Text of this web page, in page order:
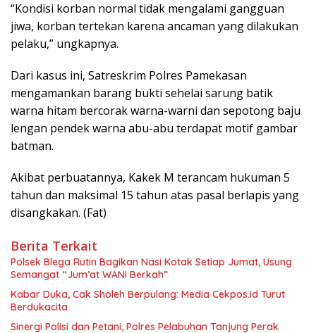
“Kondisi korban normal tidak mengalami gangguan
jiwa, korban tertekan karena ancaman yang dilakukan
pelaku,” ungkapnya.
Dari kasus ini, Satreskrim Polres Pamekasan
mengamankan barang bukti sehelai sarung batik
warna hitam bercorak warna-warni dan sepotong baju
lengan pendek warna abu-abu terdapat motif gambar
batman.
Akibat perbuatannya, Kakek M terancam hukuman 5
tahun dan maksimal 15 tahun atas pasal berlapis yang
disangkakan. (Fat)
Berita Terkait
Polsek Blega Rutin Bagikan Nasi Kotak Setiap Jumat, Usung
Semangat “Jum’at WANI Berkah”
Kabar Duka, Cak Sholeh Berpulang: Media Cekpos.id Turut
Berdukacita
Sinergi Polisi dan Petani, Polres Pelabuhan Tanjung Perak